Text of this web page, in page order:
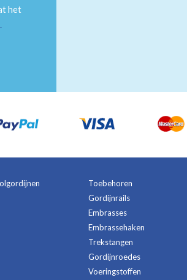
het
.
Toebehoren
Gordijnrails
Embrasses
Embrassehaken
Trekstangen
Gordijnroedes
Voeringstoffen